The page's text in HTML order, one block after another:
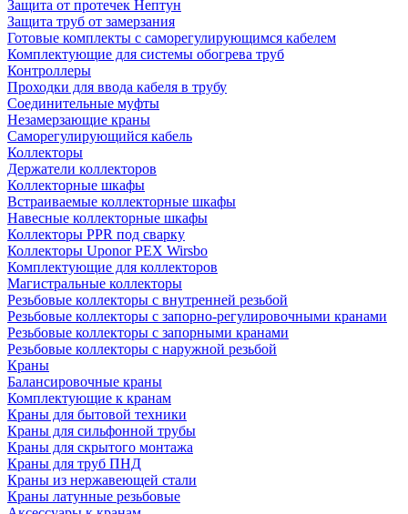
Защита от протечек Нептун
Защита труб от замерзания
Готовые комплекты с саморегулирующимся кабелем
Комплектующие для системы обогрева труб
Контроллеры
Проходки для ввода кабеля в трубу
Соединительные муфты
Незамерзающие краны
Саморегулирующийся кабель
Коллекторы
Держатели коллекторов
Коллекторные шкафы
Встраиваемые коллекторные шкафы
Навесные коллекторные шкафы
Коллекторы PPR под сварку
Коллекторы Uponor PEX Wirsbo
Комплектующие для коллекторов
Магистральные коллекторы
Резьбовые коллекторы с внутренней резьбой
Резьбовые коллекторы с запорно-регулировочными кранами
Резьбовые коллекторы с запорными кранами
Резьбовые коллекторы с наружной резьбой
Краны
Балансировочные краны
Комплектующие к кранам
Краны для бытовой техники
Краны для сильфонной трубы
Краны для скрытого монтажа
Краны для труб ПНД
Краны из нержавеющей стали
Краны латунные резьбовые